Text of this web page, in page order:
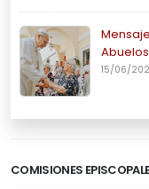
15/06/
COMISIONES